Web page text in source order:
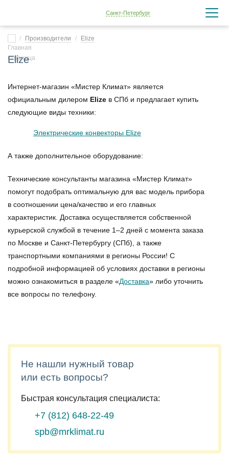
Санкт-Петербург
Производители Elize
Elize
Интернет-магазин «Мистер Климат» является
официальным дилером Elize в СПб и предлагает купить
следующие виды техники:
Электрические конвекторы Elize
А также дополнительное оборудование:
Технические консультанты магазина «Мистер Климат»
помогут подобрать оптимальную для вас модель прибора
в соотношении цена/качество и его главных
характеристик. Доставка осуществляется собственной
курьерской службой в течение 1–2 дней с момента заказа
по Москве и Санкт-Петербургу (СПб), а также
транспортными компаниями в регионы России! С
подробной информацией об условиях доставки в регионы
можно ознакомиться в разделе «Доставка» либо уточнить
все вопросы по телефону.
Не нашли нужный товар
или есть вопросы?
Быстрая консультация специалиста:
+7 (812) 648-22-49
spb@mrklimat.ru